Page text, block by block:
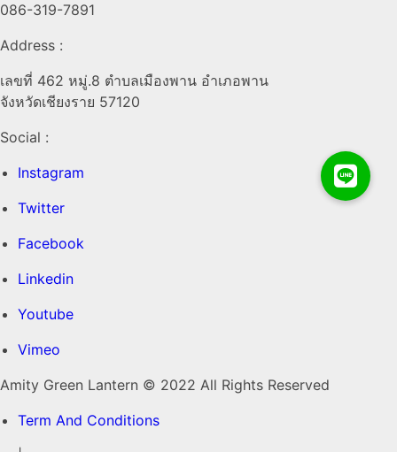
086-319-7891
Address :
เลขที่ 462 หมู่.8 ตำบลเมืองพาน อำเภอพาน
จังหวัดเชียงราย 57120
Social :
Instagram
Twitter
Facebook
Linkedin
Youtube
Vimeo
Amity Green Lantern © 2022 All Rights Reserved
Term And Conditions